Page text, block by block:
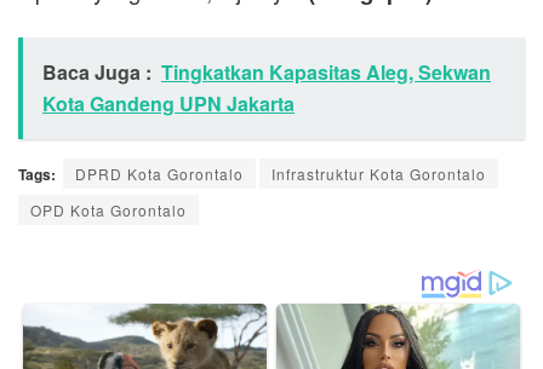
Baca Juga : Tingkatkan Kapasitas Aleg, Sekwan
Kota Gandeng UPN Jakarta
Tags: DPRD Kota Gorontalo
Infrastruktur Kota Gorontalo
OPD Kota Gorontalo